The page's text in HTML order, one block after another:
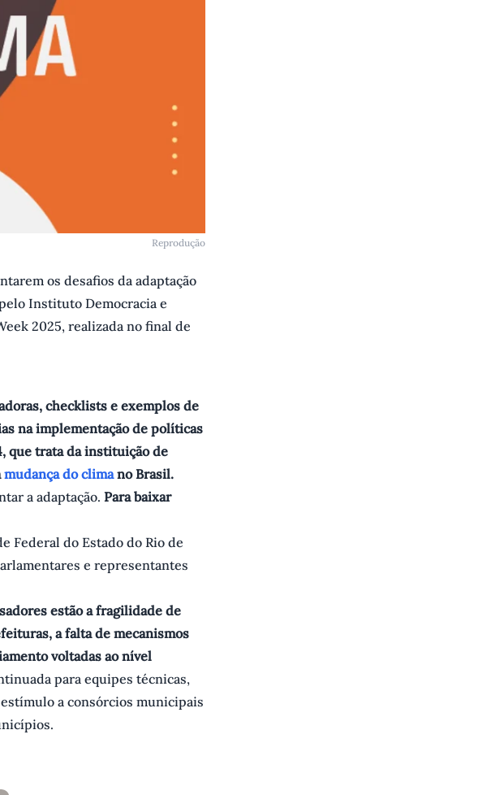
Reprodução
os desafios da adaptação
Instituto Democracia e
2025, realizada no final de
checklists e exemplos de
na implementação de políticas
que trata da instituição de
mudança do climano Brasil.
a adaptação. Para baixar
Federal do Estado do Rio de
e representantes
estão a fragilidade de
a falta de mecanismos
voltadas ao nível
para equipes técnicas,
a consórcios municipais